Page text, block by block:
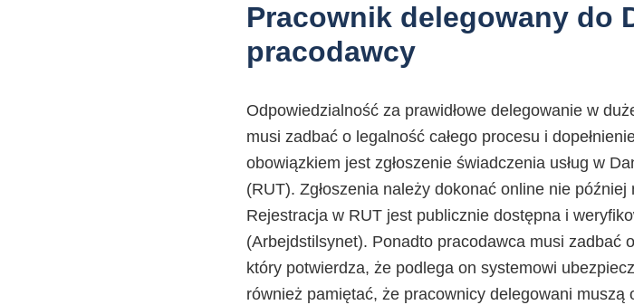
Pracownik delegowany do
pracodawcy
Odpowiedzialność za prawidłowe delegowanie w
musi zadbać o legalność całego procesu i
obowiązkiem jest zgłoszenie świadczenia usług w
(RUT). Zgłoszenia należy dokonać online nie
Rejestracja w RUT jest publicznie dostępna i
(Arbejdstilsynet). Ponadto pracodawca musi zadbać
który potwierdza, że podlega on systemowi
również pamiętać, że pracownicy delegowani